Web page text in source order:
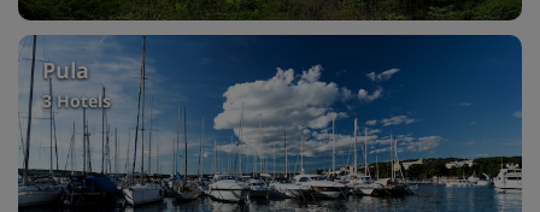
Pula
3 Hotels